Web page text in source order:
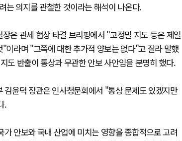
는 의지를 관철한 것이라는 해석이 나온다.
은 관세 협상 타결 브리핑에서 "고정밀 지도 등은 제일
이라며 "그쪽에 대한 추가적 양보는 없다"고 잘라 말했
도 반출이 통상과 무관한 안보 사안임을 분명히 했다.
윤덕 장관은 인사청문회에서 "통상 문제도 있겠지만
.
안보와 국내 산업에 미치는 영향을 종합적으로 고려